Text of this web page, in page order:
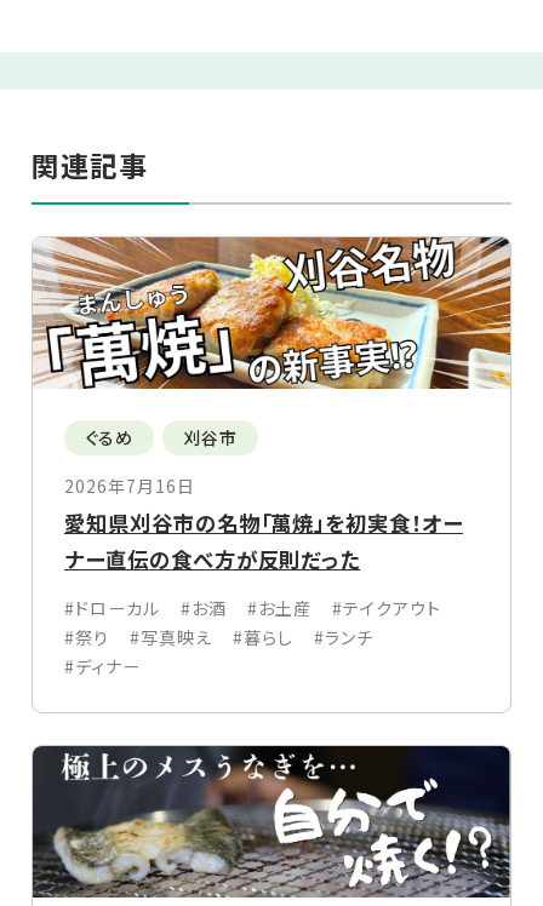
関連記事
ぐるめ
刈谷市
2026年7月16日
愛知県刈谷市の名物「萬焼」を初実食！オー
ナー直伝の食べ方が反則だった
#ドローカル #お酒 #お土産
#テイクアウト
#祭り
#写真映え #暮らし
#ランチ
#ディナー